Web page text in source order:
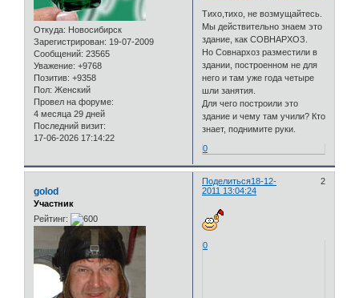
Откуда: Новосибирск
Зарегистрирован: 19-07-2009
Сообщений: 23565
Уважение: +9768
Позитив: +9358
Пол: Женский
Провел на форуме:
4 месяца 29 дней
Последний визит:
17-06-2026 17:14:22
Тихо,тихо, не возмущайтесь.
Мы действительно знаем это
здание, как СОВНАРХОЗ.
Но Совнархоз разместили в
здании, построенном не для
него и там уже года четыре
шли занятия.
Для чего построили это
здание и чему там учили? Кто
знает, поднимите руки.
0
Поделиться 2
18-12-
2011 13:04:24
golod
Участник
Рейтинг:
0